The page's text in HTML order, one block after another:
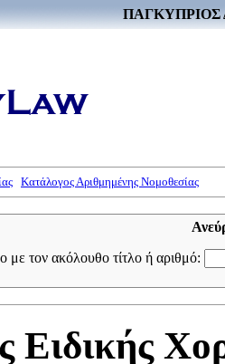
ΠΑΓΚΥΠΡΙΟΣ
Κατάλογος Αριθμημένης Νομοθεσίας
με τον ακόλουθο τίτλο ή αριθμό: